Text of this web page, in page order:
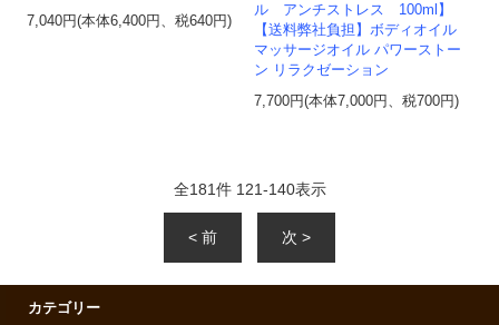
7,040円(本体6,400円、税640円)
ル アンチストレス 100ml】
【送料弊社負担】ボディオイル
マッサージオイル パワーストー
ン リラクゼーション
7,700円(本体7,000円、税700円)
全181件 121-140表示
< 前 次 >
カテゴリー